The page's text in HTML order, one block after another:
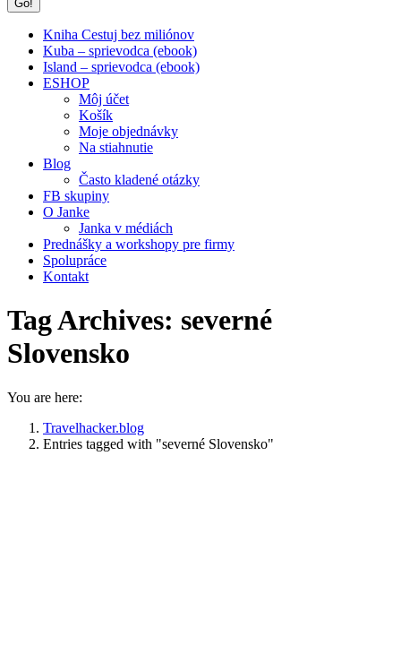
Kniha Cestuj bez miliónov
Kuba – sprievodca (ebook)
Island – sprievodca (ebook)
ESHOP
Môj účet
Košík
Moje objednávky
Na stiahnutie
Blog
Často kladené otázky
FB skupiny
O Janke
Janka v médiách
Prednášky a workshopy pre firmy
Spolupráce
Kontakt
Tag Archives: severné
Slovensko
You are here:
Travelhacker.blog
Entries tagged with "severné Slovensko"